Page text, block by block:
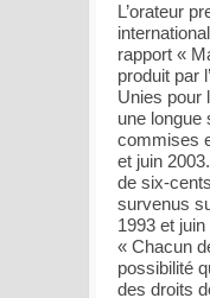
L’orateur
rapport «
produit par
Unies pour
une longue
commises
et juin
de six-
survenus
1993 et juin
« Chacun
possibilité
des droits